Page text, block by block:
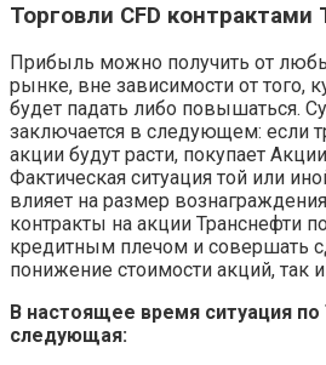
Торговли CFD контрактами
Прибыль можно получить от
рынке, вне зависимости от того,
будет падать либо повышаться.
заключается в следующем: если
акции будут расти, покупает
Фактическая ситуация той или
влияет на размер
контракты на акции Транснефти
кредитным плечом и совершать
понижение стоимости акций, так
В настоящее время ситуация
следующая: